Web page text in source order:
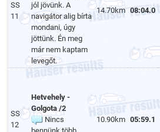
SS
11
jól jövünk. A
navigátor alig bírta
mondani, úgy
jöttünk. Én meg
már nem kaptam
levegőt.
14.70km 08:04.0
SS
12
Hetvehely -
Golgota /2
Nincs
10.90km 05:59.1